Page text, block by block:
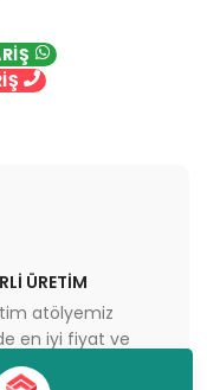
ÜRETİM
atölyemiz
en iyi fiyat ve
sunuyoruz